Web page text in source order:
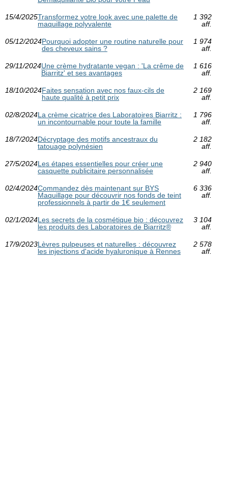
15/4/2025Transformez votre look avec une palette de
maquillage polyvalente
1 392
aff.
05/12/2024Pourquoi adopter une routine naturelle pour
des cheveux sains ?
1 974
aff.
29/11/2024Une crème hydratante vegan : 'La crême de
Biarritz' et ses avantages
1 616
aff.
18/10/2024Faites sensation avec nos faux-cils de
haute qualité à petit prix
2 169
aff.
02/8/2024La crème cicatrice des Laboratoires Biarritz :
un incontournable pour toute la famille
1 796
aff.
18/7/2024Décryptage des motifs ancestraux du
tatouage polynésien
2 182
aff.
27/5/2024Les étapes essentielles pour créer une
casquette publicitaire personnalisée
2 940
aff.
02/4/2024Commandez dès maintenant sur BYS
Maquillage pour découvrir nos fonds de teint
professionnels à partir de 1€ seulement
6 336
aff.
02/1/2024Les secrets de la cosmétique bio : découvrez
les produits des Laboratoires de Biarritz®
3 104
aff.
17/9/2023Lèvres pulpeuses et naturelles : découvrez
les injections d'acide hyaluronique à Rennes
2 578
aff.